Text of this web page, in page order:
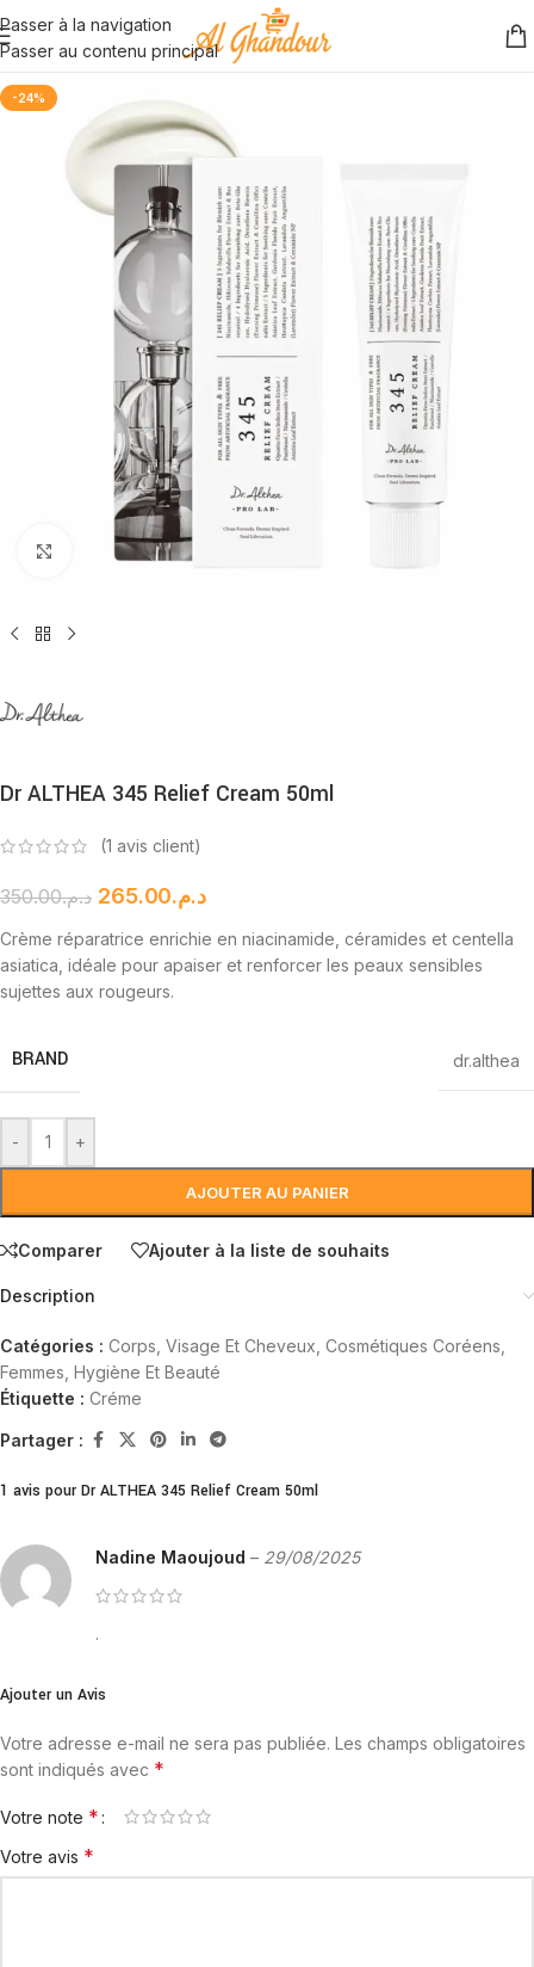
Passer à la navigation
Passer au contenu principal
-24%
Cliquez pour agrandir
Dr ALTHEA 345 Relief Cream 50ml
(1 avis client)
د.م.350.00 د.م.265.00
Crème réparatrice enrichie en niacinamide, céramides et centella
asiatica, idéale pour apaiser et renforcer les peaux sensibles
sujettes aux rougeurs.
BRAND dr.althea
- +
AJOUTER AU PANIER
Comparer Ajouter à la liste de souhaits
Description
Catégories : Corps, Visage Et Cheveux Cosmétiques Coréens
Femmes Hygiène Et Beauté
Étiquette : Créme
Partager :
1 avis pour Dr ALTHEA 345 Relief Cream 50ml
Nadine Maoujoud – 29/08/2025
.
Ajouter un Avis
Votre adresse e-mail ne sera pas publiée. Les champs obligatoires
sont indiqués avec *
Votre note *
Votre avis *